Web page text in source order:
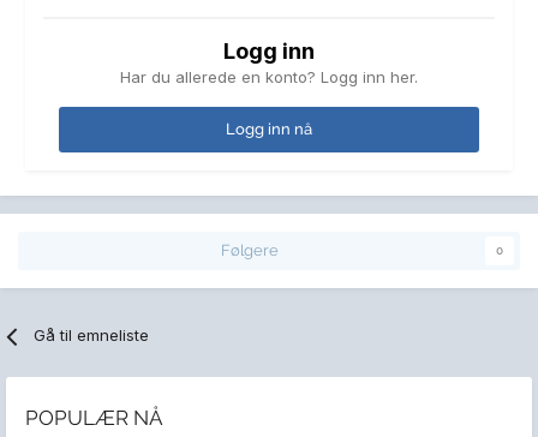
Logg inn
Har du allerede en konto? Logg inn her.
Logg inn nå
Følgere 0
Gå til emneliste
POPULÆR NÅ